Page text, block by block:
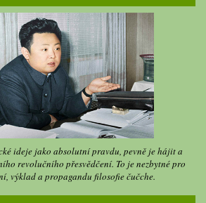
ideje jako absolutní pravdu, pevně je hájit a
revolučního přesvědčení. To je nezbytné pro
výklad a propagandu filosofie čučche.